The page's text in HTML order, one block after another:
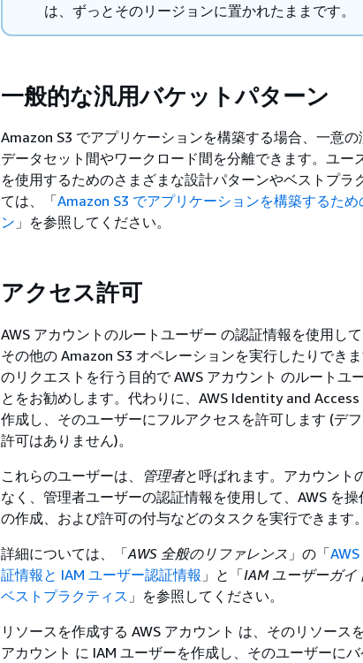
は、ずっとそのリージョンに置かれたままです。
一般的な汎用バケットパターン
Amazon S3 でアプリケーションを構築する場合、一意
データセット間やワークロード間を分離できます。ユー
を使用するためのさまざまな設計パターンやベストプラ
ては、「Amazon S3 でアプリケーションを構築するた
ン 」を参照してください。
アクセス許可
AWS アカウントのルートユーザー の認証情報を使用し
その他の Amazon S3 オペレーションを実行したりでき
のリクエストを行う目的で AWS アカウント のルートユ
とをお勧めします。代わりに、AWS Identity and
作成し、そのユーザーにフルアクセスを許可します (デ
許可はありません)。
これらのユーザーは、 管理者と呼ばれます。アカウント
なく、管理者ユーザーの認証情報を使用して、AWS を
の作成、および許可の付与などのタスクを実行できます。
詳細については、「AWS 全般のリファレンス 」の「
証情報と IAM ユーザー認証情報 」と「IAM ユーザーガイ
ベストプラクティス 」を参照してください。
リソースを作成する AWS アカウント は、そのリソース
アカウント に IAM ユーザーを作成し、そのユーザーに